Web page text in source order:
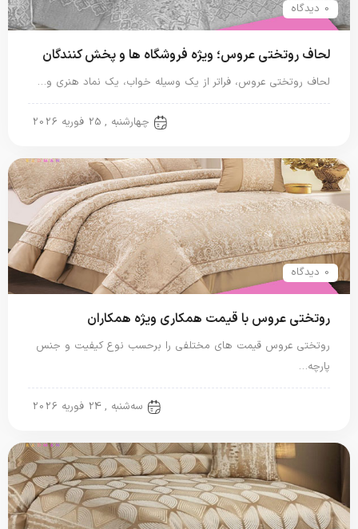
0 دیدگاه
لحاف روتختی عروس؛ ویژه فروشگاه ها و پخش کنندگان
لحاف روتختی عروس، فراتر از یک وسیله خواب، یک نماد هنری و…
چهارشنبه , 25 فوریه 2026
0 دیدگاه
روتختی عروس با قیمت همکاری ویژه همکاران
روتختی عروس قیمت های مختلفی را برحسب نوع کیفیت و جنس
پارچه…
سه‌شنبه , 24 فوریه 2026